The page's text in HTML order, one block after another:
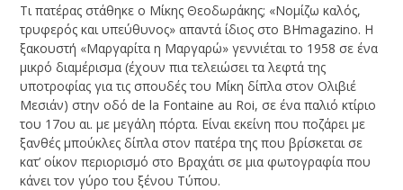
Τι πατέρας στάθηκε ο Μίκης Θεοδωράκης; «Νομίζω καλός,
τρυφερός και υπεύθυνος» απαντά ίδιος στο BHmagazino. Η
ξακουστή «Μαργαρίτα η Μαργαρώ» γεννιέται το 1958 σε ένα
μικρό διαμέρισμα (έχουν πια τελειώσει τα λεφτά της
υποτροφίας για τις σπουδές του Μίκη δίπλα στον Ολιβιέ
Μεσιάν) στην οδό de la Fontaine au Roi, σε ένα παλιό κτίριο
του 17ου αι. με μεγάλη πόρτα. Είναι εκείνη που ποζάρει με
ξανθές μπούκλες δίπλα στον πατέρα της που βρίσκεται σε
κατ’ οίκον περιορισμό στο Βραχάτι σε μια φωτογραφία που
κάνει τον γύρο του ξένου Τύπου.